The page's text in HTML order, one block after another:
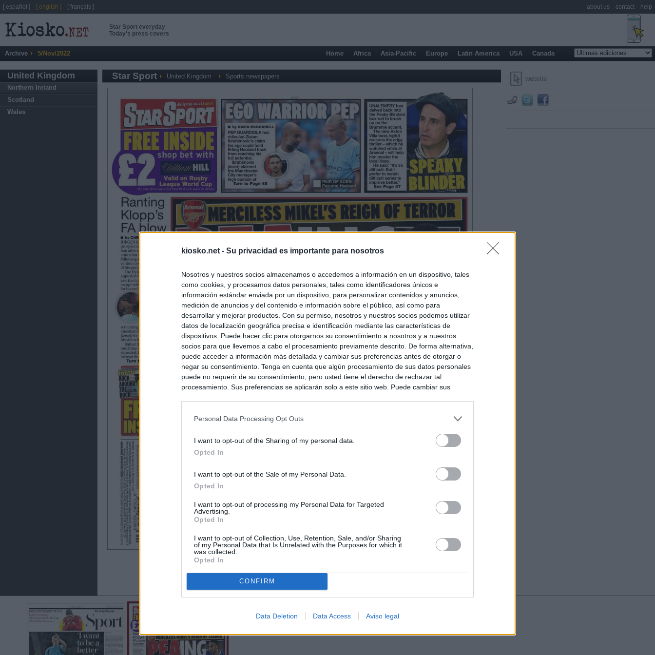
kiosko.net - Su privacidad es importante para nosotros
Nosotros y nuestros socios almacenamos o accedemos a información en un dispositivo, tales
como cookies, y procesamos datos personales, tales como identificadores únicos e
información estándar enviada por un dispositivo, para personalizar contenidos y anuncios,
medición de anuncios y del contenido e información sobre el público, así como para
desarrollar y mejorar productos. Con su permiso, nosotros y nuestros socios podemos utilizar
datos de localización geográfica precisa e identificación mediante las características de
dispositivos. Puede hacer clic para otorgarnos su consentimiento a nosotros y a nuestros
socios para que llevemos a cabo el procesamiento previamente descrito. De forma alternativa,
puede acceder a información más detallada y cambiar sus preferencias antes de otorgar o
negar su consentimiento. Tenga en cuenta que algún procesamiento de sus datos personales
puede no requerir de su consentimiento, pero usted tiene el derecho de rechazar tal
procesamiento. Sus preferencias se aplicarán solo a este sitio web. Puede cambiar sus
Personal Data Processing Opt Outs
I want to opt-out of the Sharing of my personal data.
Opted In
I want to opt-out of the Sale of my Personal Data.
Opted In
I want to opt-out of processing my Personal Data for Targeted
Advertising.
Opted In
I want to opt-out of Collection, Use, Retention, Sale, and/or Sharing
of my Personal Data that Is Unrelated with the Purposes for which it
was collected.
Opted In
CONFIRM
Data Deletion Data Access Aviso legal
Star Sport everyday
Today's press covers
Archive 5/Nov/2022 Home Africa Asia-Pacific Europe Latin America USA Canada
United Kingdom
Northern Ireland
Scotland
Wales
website
Star Sport United Kingdom Sports newspapers
[ español ] [ english ] [ français ] about us contact help